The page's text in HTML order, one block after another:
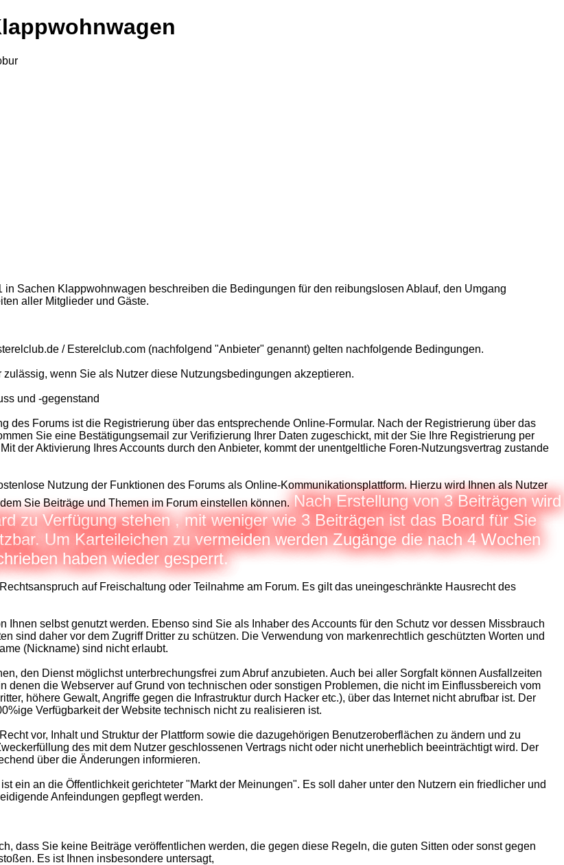
in Sachen Klappwohnwagen beschreiben die Bedingungen für den reibungslosen Ablauf, den Umgang
aller Mitglieder und Gäste.
/ Esterelclub.com (nachfolgend "Anbieter" genannt) gelten nachfolgende Bedingungen.
zulässig, wenn Sie als Nutzer diese Nutzungsbedingungen akzeptieren.
und -gegenstand
des Forums ist die Registrierung über das entsprechende Online-Formular. Nach der Registrierung über das
Sie eine Bestätigungsemail zur Verifizierung Ihrer Daten zugeschickt, mit der Sie Ihre Registrierung per
der Aktivierung Ihres Accounts durch den Anbieter, kommt der unentgeltliche Foren-Nutzungsvertrag zustande
Nutzung der Funktionen des Forums als Online-Kommunikationsplattform. Hierzu wird Ihnen als Nutzer
Sie Beiträge und Themen im Forum einstellen können. Nach Erstellung von 3 Beiträgen wird
zu Verfügung stehen , mit weniger wie 3 Beiträgen ist das Board für Sie
Um Karteileichen zu vermeiden werden Zugänge die nach 4 Wochen
haben wieder gesperrt.
auf Freischaltung oder Teilnahme am Forum. Es gilt das uneingeschränkte Hausrecht des
Ihnen selbst genutzt werden. Ebenso sind Sie als Inhaber des Accounts für den Schutz vor dessen Missbrauch
sind daher vor dem Zugriff Dritter zu schützen. Die Verwendung von markenrechtlich geschützten Worten und
(Nickname) sind nicht erlaubt.
den Dienst möglichst unterbrechungsfrei zum Abruf anzubieten. Auch bei aller Sorgfalt können Ausfallzeiten
denen die Webserver auf Grund von technischen oder sonstigen Problemen, die nicht im Einflussbereich vom
höhere Gewalt, Angriffe gegen die Infrastruktur durch Hacker etc.), über das Internet nicht abrufbar ist. Der
Verfügbarkeit der Website technisch nicht zu realisieren ist.
vor, Inhalt und Struktur der Plattform sowie die dazugehörigen Benutzeroberflächen zu ändern und zu
des mit dem Nutzer geschlossenen Vertrags nicht oder nicht unerheblich beeinträchtigt wird. Der
über die Änderungen informieren.
ein an die Öffentlichkeit gerichteter "Markt der Meinungen". Es soll daher unter den Nutzern ein friedlicher und
Anfeindungen gepflegt werden.
dass Sie keine Beiträge veröffentlichen werden, die gegen diese Regeln, die guten Sitten oder sonst gegen
Es ist Ihnen insbesondere untersagt,